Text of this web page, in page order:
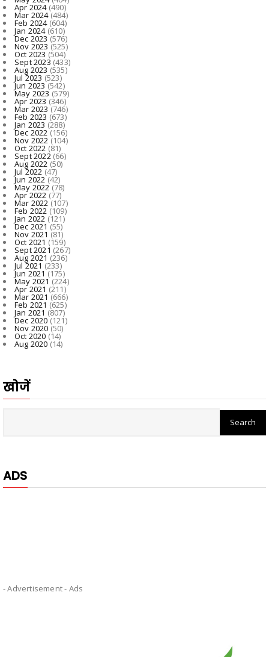
Apr 2024(490)
Mar 2024(484)
Feb 2024(604)
Jan 2024(610)
Dec 2023(576)
Nov 2023 (525)
Oct 2023 (504)
Sept 2023 (433)
Aug 2023 (535)
Jul 2023 (523)
Jun 2023(542)
May 2023(579)
Apr 2023 (346)
Mar 2023 (746)
Feb 2023 (673)
Jan 2023 (288)
Dec 2022(156)
Nov 2022 (104)
Oct 2022 (81)
Sept 2022(66)
Aug 2022 (50)
Jul 2022 (47)
Jun 2022(42)
May 2022(78)
Apr 2022 (77)
Mar 2022(107)
Feb 2022 (109)
Jan 2022 (121)
Dec 2021 (55)
Nov 2021 (81)
Oct 2021 (159)
Sept 2021 (267)
Aug 2021 (236)
Jul 2021 (233)
Jun 2021(175)
May 2021(224)
Apr 2021 (211)
Mar 2021 (666)
Feb 2021 (625)
Jan 2021 (807)
Dec 2020(121)
Nov 2020 (50)
Oct 2020 (14)
Aug 2020(14)
खोजें
ADS
- Advertisement - Ads